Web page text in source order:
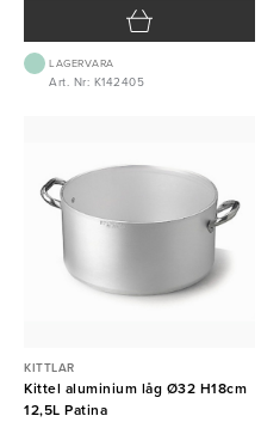
LAGERVARA
Art. Nr: K142405
KITTLAR
Kittel aluminium låg Ø32 H18cm
12,5L Patina